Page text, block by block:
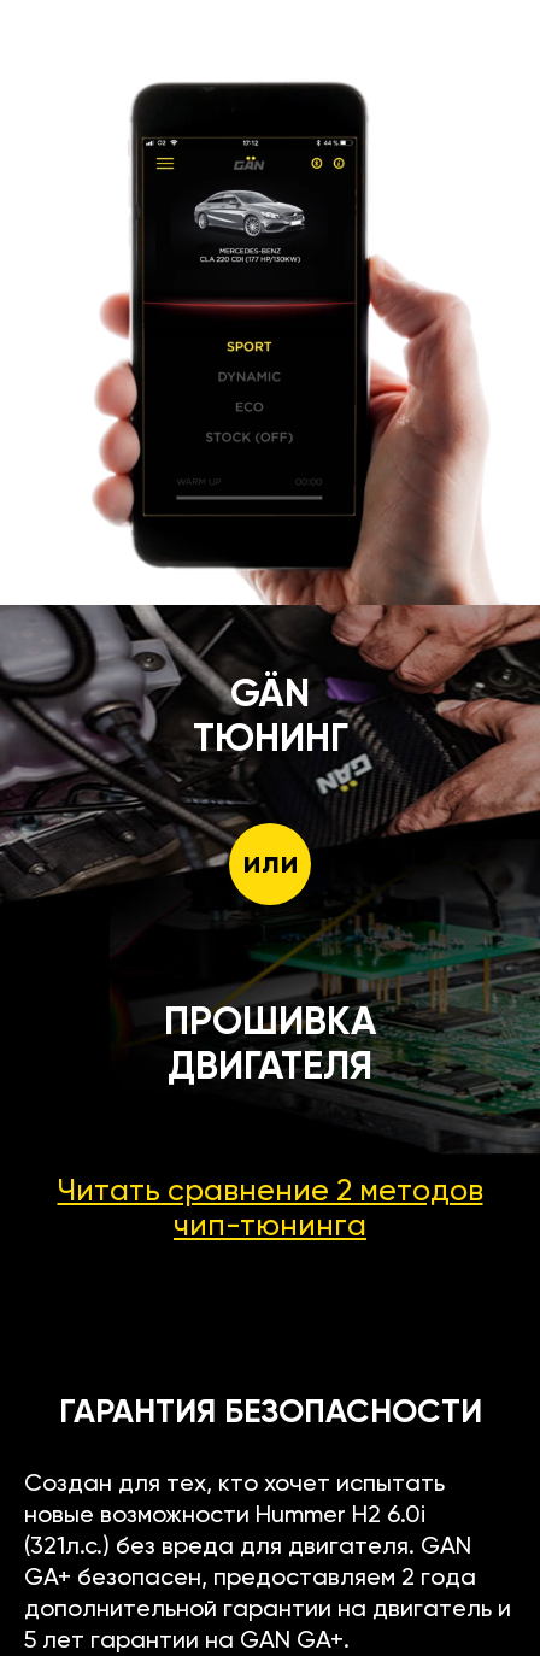
GÄN
ТЮНИНГ
или
ПРОШИВКА
ДВИГАТЕЛЯ
Читать сравнение 2 методов
чип-тюнинга
ГАРАНТИЯ БЕЗОПАСНОСТИ
Создан для тех, кто хочет испытать
новые возможности Hummer H2 6.0i
(321л.с.) без вреда для двигателя. GAN
GA+ безопасен, предоставляем 2 года
дополнительной гарантии на двигатель и
5 лет гарантии на GAN GA+.